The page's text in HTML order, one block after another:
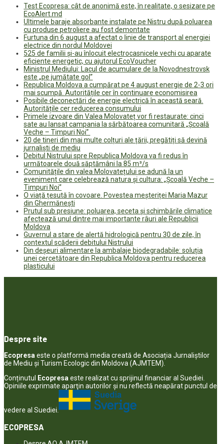
Test Ecopresa: cât de anonimă este, în realitate, o sesizare pe
EcoAlert.md
Ultimele baraje absorbante instalate pe Nistru după poluarea
cu produse petroliere au fost demontate
Furtuna din 6 august a afectat o linie de transport al energiei
electrice din nordul Moldovei
525 de familii și-au înlocuit electrocasnicele vechi cu aparate
eficiente energetic, cu ajutorul EcoVoucher
Ministrul Mediului: Lacul de acumulare de la Novodnestrovsk
este „pe jumătate gol”
Republica Moldova a cumpărat pe 4 august energie de 2-3 ori
mai scumpă. Autoritățile cer în continuare economisirea
Posibile deconectări de energie electrică în această seară.
Autoritățile cer reducerea consumului
Primele izvoare din Valea Molovateț vor fi restaurate: cinci
sate au lansat campania la sărbătoarea comunitară „Școală
Veche – Timpuri Noi”
20 de tineri din mai multe colțuri ale țării, pregătiți să devină
jurnaliști de mediu
Debitul Nistrului spre Republica Moldova va fi redus în
următoarele două săptămâni la 85 m³/s
Comunitățile din valea Molovatețului se adună la un
eveniment care celebrează natura și cultura: „Școală Veche –
Timpuri Noi”
O viață țesută în covoare. Povestea meșteriței Maria Mazur
din Ghermănești
Prutul sub presiune: poluarea, seceta și schimbările climatice
afectează unul dintre mai importante râuri ale Republicii
Moldova
Guvernul a stare de alertă hidrologică pentru 30 de zile, în
contextul scăderii debitului Nistrului
Din deșeuri alimentare la ambalaje biodegradabile: soluția
unei cercetătoare din Republica Moldova pentru reducerea
plasticului
Despre site
Ecopresaeste o platformă media creată de Asociația Jurnaliștilor
de Mediu și Turism Ecologic din Moldova (AJMTEM).
Conținutul
Ecopresaeste realizat cu sprijinul financiar al Suediei.
Opiniile exprimate aparţin autorilor şi nu reflectă neapărat punctul de
vedere al Suediei.
ECOPRESA